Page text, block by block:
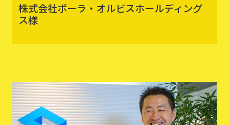
株式会社ポーラ・オルビスホールディング
ス様